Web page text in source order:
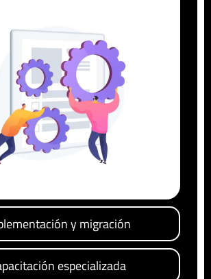
y migración
especializada